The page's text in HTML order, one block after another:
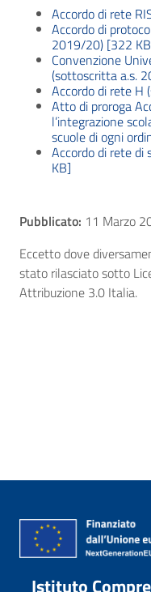
Accordo di rete
Accordo di
2019/20) [322
Convenzione
(sottoscritta a.s.
Accordo di rete
Atto di proroga
l’integrazione
scuole di ogni
Accordo di rete di
KB]
Pubblicato: 11 Marzo
Eccetto dove
stato rilasciato sotto
Attribuzione 3.0 Italia.
Istituto